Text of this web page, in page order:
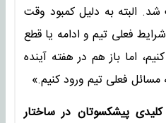
البته به دلیل کمبود وقت
فعلی تیم و ادامه یا قطع
اما باز هم در هفته آینده
فعلی تیم ورود کنیم‌.»
پیشکسوتان در ساختار